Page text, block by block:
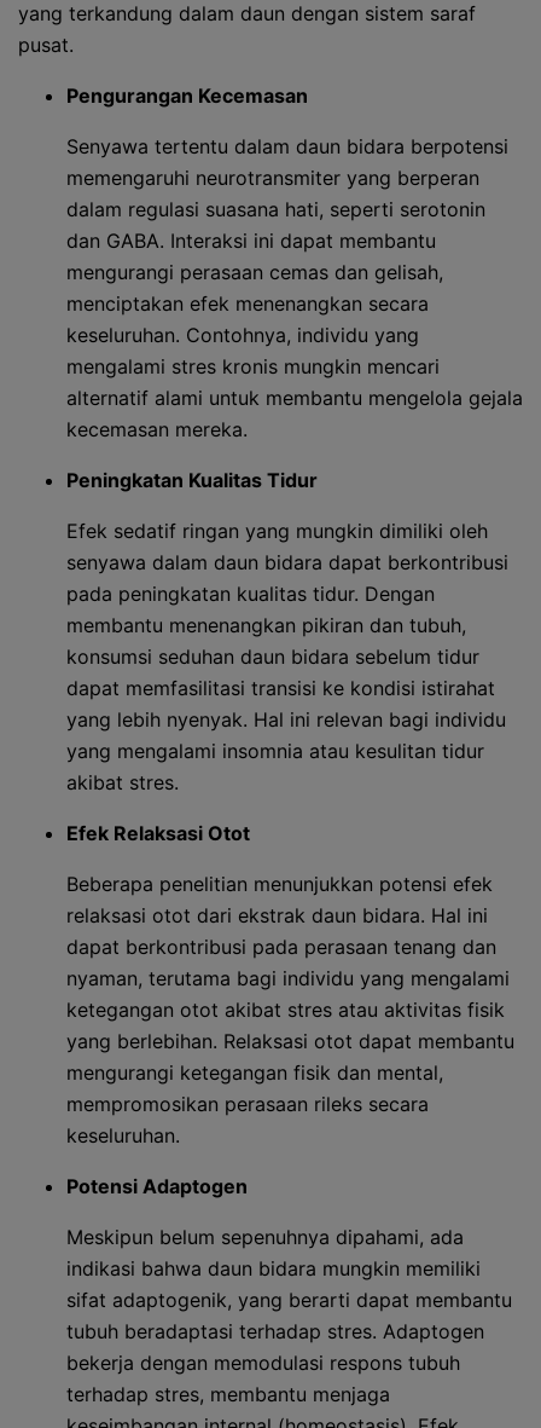
yang terkandung dalam daun dengan sistem saraf
pusat.
Pengurangan Kecemasan
Senyawa tertentu dalam daun bidara berpotensi
memengaruhi neurotransmiter yang berperan
dalam regulasi suasana hati, seperti serotonin
dan GABA. Interaksi ini dapat membantu
mengurangi perasaan cemas dan gelisah,
menciptakan efek menenangkan secara
keseluruhan. Contohnya, individu yang
mengalami stres kronis mungkin mencari
alternatif alami untuk membantu mengelola gejala
kecemasan mereka.
Peningkatan Kualitas Tidur
Efek sedatif ringan yang mungkin dimiliki oleh
senyawa dalam daun bidara dapat berkontribusi
pada peningkatan kualitas tidur. Dengan
membantu menenangkan pikiran dan tubuh,
konsumsi seduhan daun bidara sebelum tidur
dapat memfasilitasi transisi ke kondisi istirahat
yang lebih nyenyak. Hal ini relevan bagi individu
yang mengalami insomnia atau kesulitan tidur
akibat stres.
Efek Relaksasi Otot
Beberapa penelitian menunjukkan potensi efek
relaksasi otot dari ekstrak daun bidara. Hal ini
dapat berkontribusi pada perasaan tenang dan
nyaman, terutama bagi individu yang mengalami
ketegangan otot akibat stres atau aktivitas fisik
yang berlebihan. Relaksasi otot dapat membantu
mengurangi ketegangan fisik dan mental,
mempromosikan perasaan rileks secara
keseluruhan.
Potensi Adaptogen
Meskipun belum sepenuhnya dipahami, ada
indikasi bahwa daun bidara mungkin memiliki
sifat adaptogenik, yang berarti dapat membantu
tubuh beradaptasi terhadap stres. Adaptogen
bekerja dengan memodulasi respons tubuh
terhadap stres, membantu menjaga